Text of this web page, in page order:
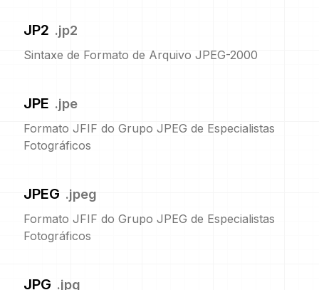
JP2 .jp2
Sintaxe de Formato de Arquivo JPEG-2000
JPE .jpe
Formato JFIF do Grupo JPEG de Especialistas
Fotográficos
JPEG .jpeg
Formato JFIF do Grupo JPEG de Especialistas
Fotográficos
JPG .jpg